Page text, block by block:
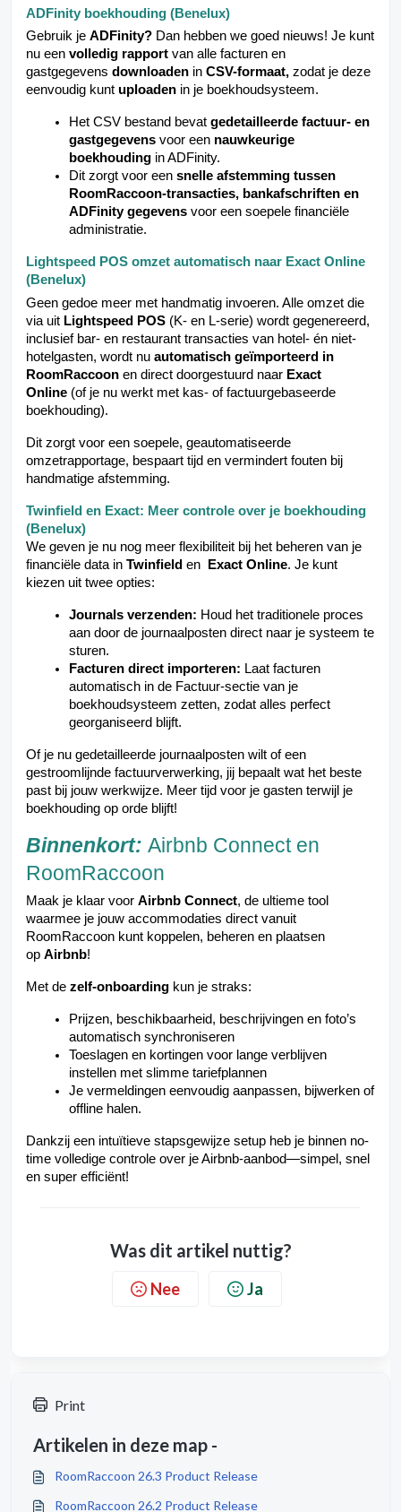
ADFinity boekhouding (Benelux)
Gebruik je ADFinity? Dan hebben we goed nieuws! Je kunt
nu een volledig rapport van alle facturen en
gastgegevens downloaden in CSV-formaat, zodat je deze
eenvoudig kunt uploaden in je boekhoudsysteem.
Het CSV bestand bevat gedetailleerde factuur- en
gastgegevens voor een nauwkeurige
boekhouding in ADFinity.
Dit zorgt voor een snelle afstemming tussen
RoomRaccoon-transacties, bankafschriften en
ADFinity gegevens voor een soepele financiële
administratie.
Lightspeed POS omzet automatisch naar Exact Online
(Benelux)
Geen gedoe meer met handmatig invoeren. Alle omzet die
via uit Lightspeed POS (K- en L-serie) wordt gegenereerd,
inclusief bar- en restaurant transacties van hotel- én niet-
hotelgasten, wordt nu automatisch geïmporteerd in
RoomRaccoon en direct doorgestuurd naar Exact
Online (of je nu werkt met kas- of factuurgebaseerde
boekhouding).
Dit zorgt voor een soepele, geautomatiseerde
omzetrapportage, bespaart tijd en vermindert fouten bij
handmatige afstemming.
Twinfield en Exact: Meer controle over je boekhouding
(Benelux)
We geven je nu nog meer flexibiliteit bij het beheren van je
financiële data in Twinfield en Exact Online. Je kunt
kiezen uit twee opties:
Journals verzenden: Houd het traditionele proces
aan door de journaalposten direct naar je systeem te
sturen.
Facturen direct importeren: Laat facturen
automatisch in de Factuur-sectie van je
boekhoudsysteem zetten, zodat alles perfect
georganiseerd blijft.
Of je nu gedetailleerde journaalposten wilt of een
gestroomlijnde factuurverwerking, jij bepaalt wat het beste
past bij jouw werkwijze. Meer tijd voor je gasten terwijl je
boekhouding op orde blijft!
Binnenkort: Airbnb Connect en
RoomRaccoon
Maak je klaar voor Airbnb Connect, de ultieme tool
waarmee je jouw accommodaties direct vanuit
RoomRaccoon kunt koppelen, beheren en plaatsen
op Airbnb!
Met de zelf-onboarding kun je straks:
Prijzen, beschikbaarheid, beschrijvingen en foto’s
automatisch synchroniseren
Toeslagen en kortingen voor lange verblijven
instellen met slimme tariefplannen
Je vermeldingen eenvoudig aanpassen, bijwerken of
offline halen.
Dankzij een intuïtieve stapsgewijze setup heb je binnen no-
time volledige controle over je Airbnb-aanbod—simpel, snel
en super efficiënt!
Was dit artikel nuttig?
Nee Ja
Print
Artikelen in deze map -
RoomRaccoon 26.3 Product Release
RoomRaccoon 26.2 Product Release